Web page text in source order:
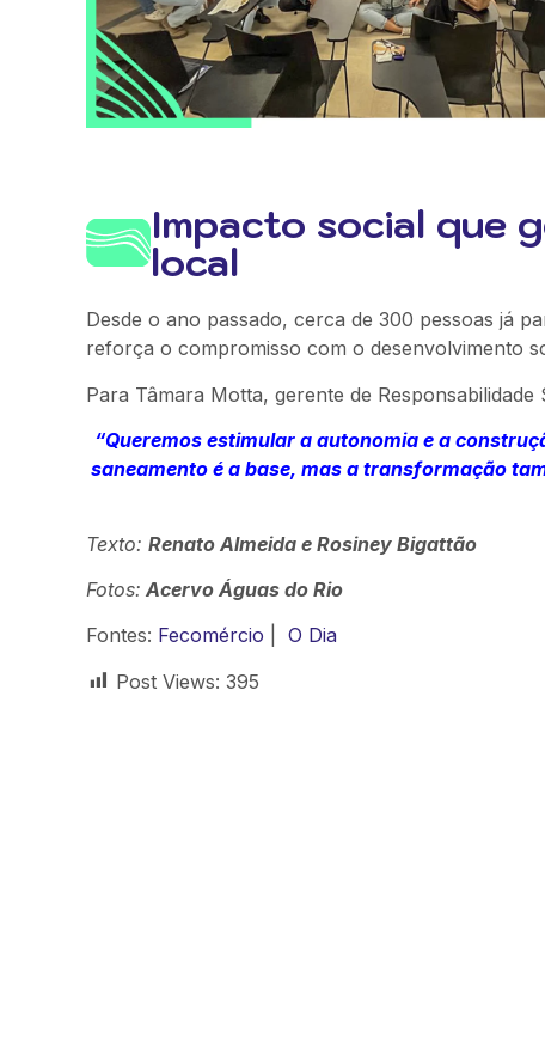
Impacto social que
local
Desde o ano passado, cerca de 300 pessoas já
reforça o compromisso com o desenvolvimento
Para Tâmara Motta, gerente de
“Queremos estimular a autonomia e a
saneamento é a base, mas a transformação
Texto: Renato Almeida e Rosiney Bigattão
Fotos: Acervo Águas do Rio
Fontes: Fecomércio
O Dia
Post Views: 395